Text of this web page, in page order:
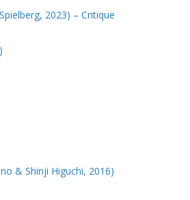
2023) – Critique
& Shinji Higuchi, 2016)